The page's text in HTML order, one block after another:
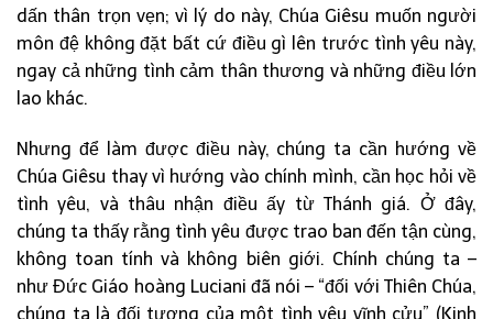
dấn thân trọn vẹn; vì lý do này, Chúa Giêsu muốn người
môn đệ không đặt bất cứ điều gì lên trước tình yêu này,
ngay cả những tình cảm thân thương và những điều lớn
lao khác.
Nhưng để làm được điều này, chúng ta cần hướng về
Chúa Giêsu thay vì hướng vào chính mình, cần học hỏi về
tình yêu, và thâu nhận điều ấy từ Thánh giá. Ở đây,
chúng ta thấy rằng tình yêu được trao ban đến tận cùng,
không toan tính và không biên giới. Chính chúng ta –
như Đức Giáo hoàng Luciani đã nói – “đối với Thiên Chúa,
chúng ta là đối tượng của một tình yêu vĩnh cửu” (Kinh